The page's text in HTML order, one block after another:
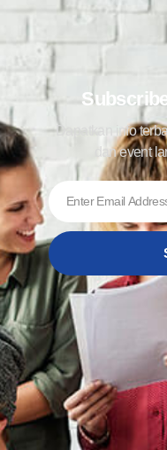
Dapatkan info
dan event